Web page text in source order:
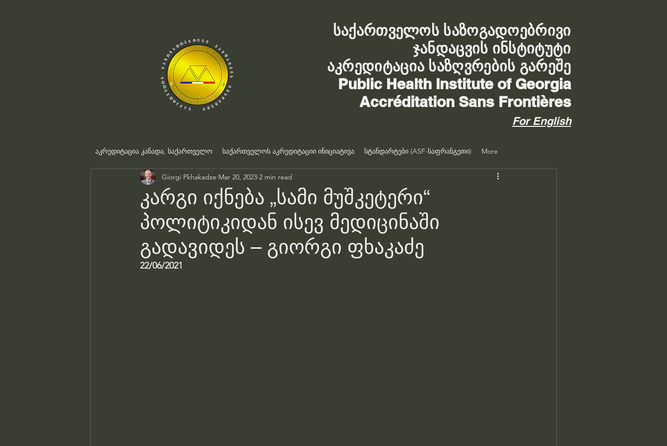
საქართველოს საზოგადოებრივი
ჯანდაცვის ინსტიტუტი
აკრედიტაცია საზღვრების გარეშე
Public Health Institute of Georgia
Accréditation Sans Frontières
For English
აკრედიტაცია კანადა, საქართველო საქართველოს აკრედიტაციი ინიციატივა სტანდარტები (ASF-საფრანგეთი) More
კარგი იქნება „სამი მუშკეტერი“
პოლიტიკიდან ისევ მედიცინაში
გადავიდეს – გიორგი ფხაკაძე
Giorgi Pkhakadze Mar 20, 2023 2 min read
22/06/2021